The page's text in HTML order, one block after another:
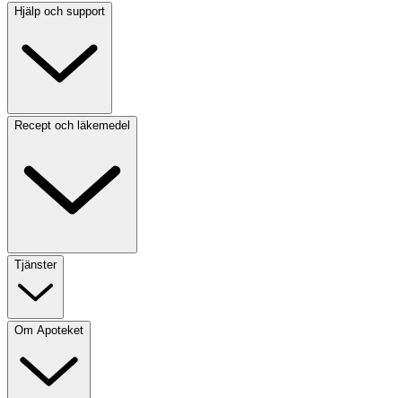
Hjälp och support
Recept och läkemedel
Tjänster
Om Apoteket